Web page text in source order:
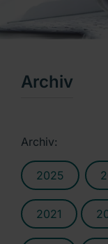
NOTFALL
Archiv
Archiv:
2025
2021